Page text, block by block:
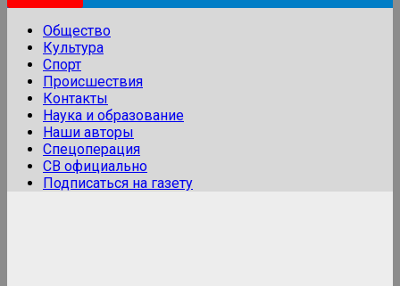
Общество
Культура
Спорт
Происшествия
Контакты
Наука и образование
Наши авторы
Спецоперация
СВ официально
Подписаться на газету